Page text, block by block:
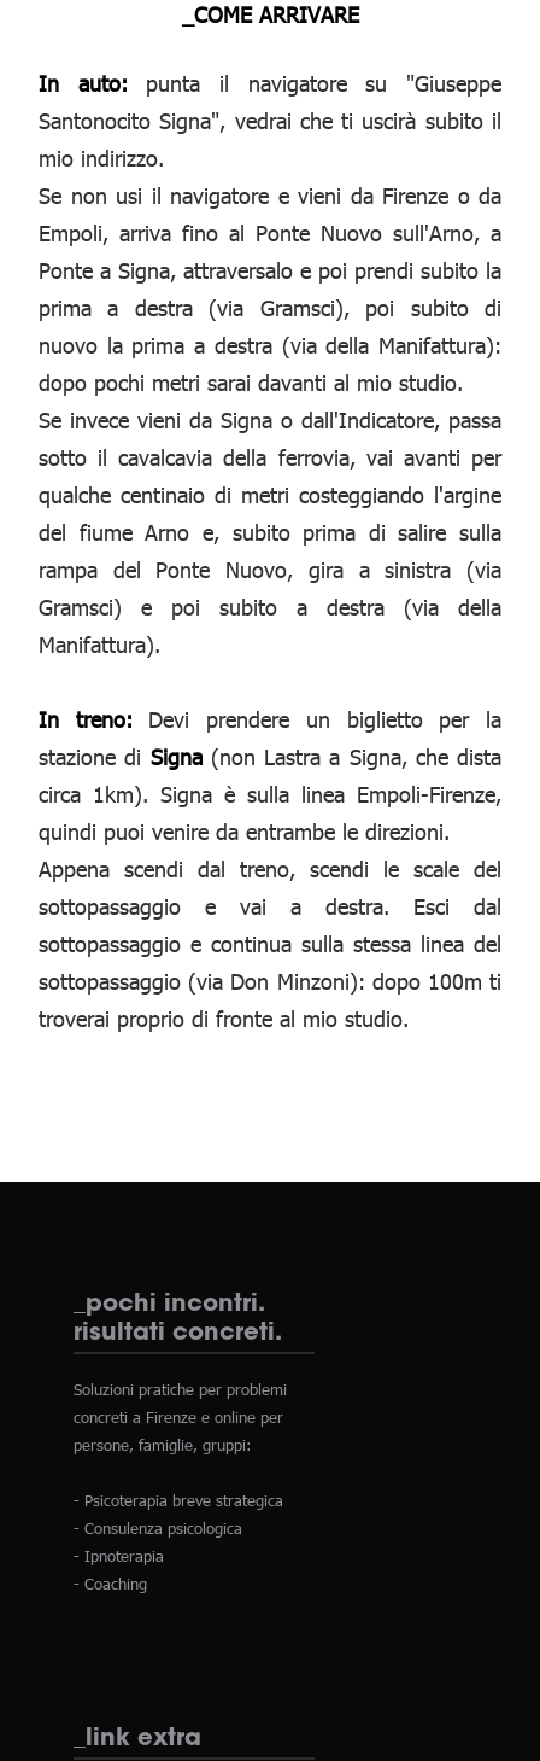
_COME ARRIVARE
In auto: punta il navigatore su "Giuseppe
Santonocito Signa", vedrai che ti uscirà subito il
mio indirizzo.
Se non usi il navigatore e vieni da Firenze o da
Empoli, arriva fino al Ponte Nuovo sull'Arno, a
Ponte a Signa, attraversalo e poi prendi subito la
prima a destra (via Gramsci), poi subito di
nuovo la prima a destra (via della Manifattura):
dopo pochi metri sarai davanti al mio studio.
Se invece vieni da Signa o dall'Indicatore, passa
sotto il cavalcavia della ferrovia, vai avanti per
qualche centinaio di metri costeggiando l'argine
del fiume Arno e, subito prima di salire sulla
rampa del Ponte Nuovo, gira a sinistra (via
Gramsci) e poi subito a destra (via della
Manifattura).
In treno: Devi prendere un biglietto per la
stazione di Signa(non Lastra a Signa, che dista
circa 1km). Signa è sulla linea Empoli-Firenze,
quindi puoi venire da entrambe le direzioni.
Appena scendi dal treno, scendi le scale del
sottopassaggio e vai a destra. Esci dal
sottopassaggio e continua sulla stessa linea del
sottopassaggio (via Don Minzoni): dopo 100m ti
troverai proprio di fronte al mio studio.
_pochi incontri.
risultati concreti.
Soluzioni pratiche per problemi
concreti a Firenze e online per
persone, famiglie, gruppi:
- Psicoterapia breve strategica
- Consulenza psicologica
- Ipnoterapia
- Coaching
_link extra